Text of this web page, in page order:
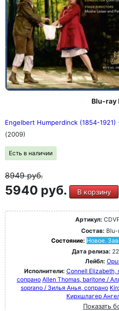
Blu-ray
Engelbert Humperdinck (1854-
(2009)
Есть в наличии
8949руб.
5940 руб. В корзину
Артикул:
Состав:
Состояние: Новое.
Дата релиза:
Лейбл:
Исполнители: Connell Elizabeth,
сопрано Allen Thomas, baritone /
soprano / Зилья Анья, сопрано
Кирхшлагер
Показать